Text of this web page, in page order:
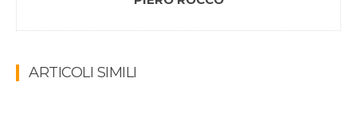
ARTICOLI SIMILI